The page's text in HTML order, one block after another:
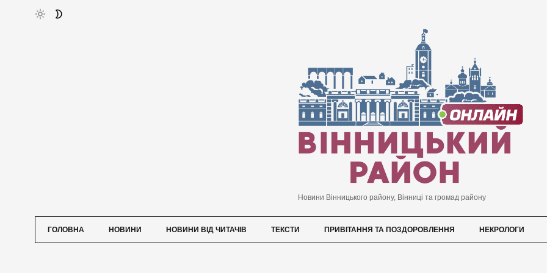
Новини Вінницького району, Вінниці та громад району
ГОЛОВНА НОВИНИ НОВИНИ ВІД ЧИТАЧІВ ТЕКСТИ ПРИВІТАННЯ ТА ПОЗДОРОВЛЕННЯ НЕКРОЛОГИ